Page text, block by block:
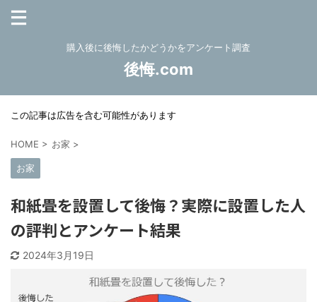
購入後に後悔したかどうかをアンケート調査
後悔.com
この記事は広告を含む可能性があります
HOME > お家 >
お家
和紙畳を設置して後悔？実際に設置した人
の評判とアンケート結果
2024年3月19日